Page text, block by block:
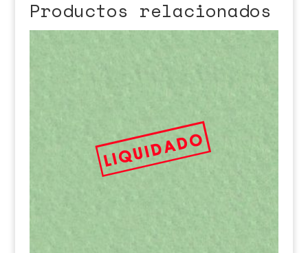
Productos relacionados